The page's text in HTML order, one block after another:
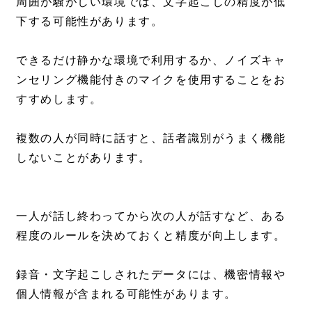
下する可能性があります。
できるだけ静かな環境で利用するか、ノイズキャ
ンセリング機能付きのマイクを使用することをお
すすめします。
複数の人が同時に話すと、話者識別がうまく機能
しないことがあります。
一人が話し終わってから次の人が話すなど、ある
程度のルールを決めておくと精度が向上します。
録音・文字起こしされたデータには、機密情報や
個人情報が含まれる可能性があります。